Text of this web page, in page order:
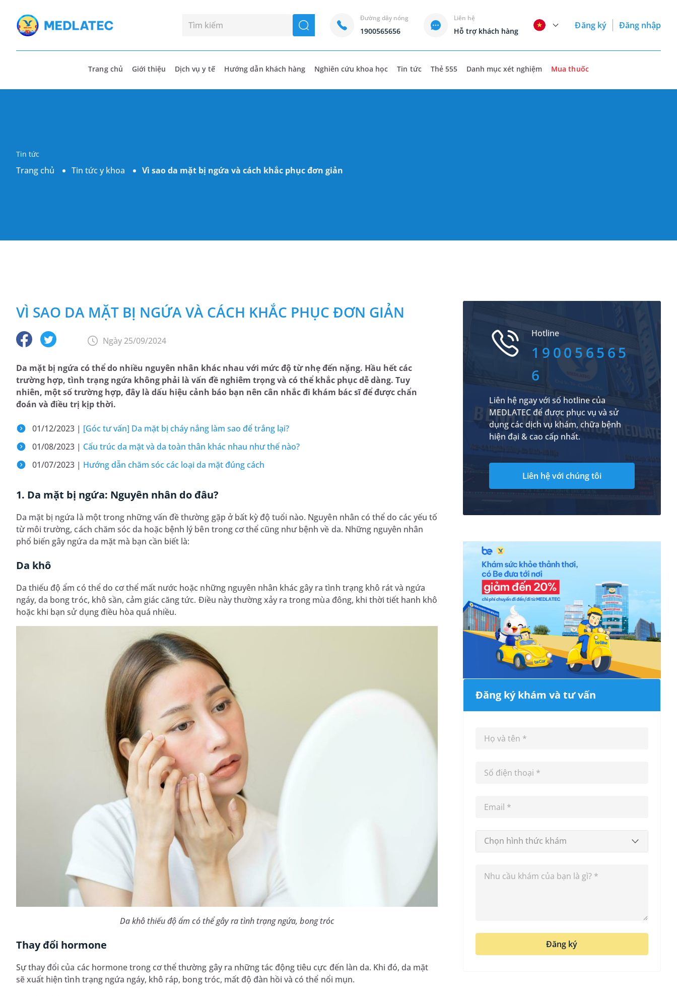
seach
Đường dây nóng
1900565656
Liên hệ
Hỗ trợ khách hàng
Đăng ký Đăng nhập
Trang chủ Giới thiệu Dịch vụ y tế Hướng dẫn khách hàng Nghiên cứu khoa học Tin tức Thẻ 555 Danh mục xét nghiệm Mua thuốc
Tin tức
Trang chủ Tin tức y khoa Vì sao da mặt bị ngứa và cách khắc phục đơn giản
VÌ SAO DA MẶT BỊ NGỨA VÀ CÁCH KHẮC PHỤC ĐƠN GIẢN
Ngày 25/09/2024
Da mặt bị ngứa có thể do nhiều nguyên nhân khác nhau với mức độ từ nhẹ đến nặng. Hầu hết các
trường hợp, tình trạng ngứa không phải là vấn đề nghiêm trọng và có thể khắc phục dễ dàng. Tuy
nhiên, một số trường hợp, đây là dấu hiệu cảnh báo bạn nên cân nhắc đi khám bác sĩ để được chẩn
đoán và điều trị kịp thời.
01/12/2023 | [Góc tư vấn] Da mặt bị cháy nắng làm sao để trắng lại?
01/08/2023 | Cấu trúc da mặt và da toàn thân khác nhau như thế nào?
01/07/2023 | Hướng dẫn chăm sóc các loại da mặt đúng cách
1. Da mặt bị ngứa: Nguyên nhân do đâu?
Da mặt bị ngứa là một trong những vấn đề thường gặp ở bất kỳ độ tuổi nào. Nguyên nhân có thể do các yếu tố
từ môi trường, cách chăm sóc da hoặc bệnh lý bên trong cơ thể cũng như bệnh về da. Những nguyên nhân
phổ biến gây ngứa da mặt mà bạn cần biết là:
Da khô
Da thiếu độ ẩm có thể do cơ thể mất nước hoặc những nguyên nhân khác gây ra tình trạng khô rát và ngứa
ngáy, da bong tróc, khô sần, cảm giác căng tức. Điều này thường xảy ra trong mùa đông, khi thời tiết hanh khô
hoặc khi bạn sử dụng điều hòa quá nhiều.
Da khô thiếu độ ẩm có thể gây ra tình trạng ngứa, bong tróc
Thay đổi hormone
Sự thay đổi của các hormone trong cơ thể thường gây ra những tác động tiêu cực đến làn da. Khi đó, da mặt
sẽ xuất hiện tình trạng ngứa ngáy, khô ráp, bong tróc, mất độ đàn hồi và có thể nổi mụn.
Hotline
190056565
6
Liên hệ ngay với số hotline của
MEDLATEC để được phục vụ và sử
dụng các dịch vụ khám, chữa bệnh
hiện đại & cao cấp nhất.
Liên hệ với chúng tôi
Đăng ký khám và tư vấn
Chọn hình thức khám
Đăng ký